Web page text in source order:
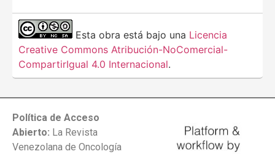
Esta obra está bajo una Licencia
Creative Commons Atribución-NoComercial-
CompartirIgual 4.0 Internacional.
Política de Acceso
Abierto: La Revista
Venezolana de Oncología